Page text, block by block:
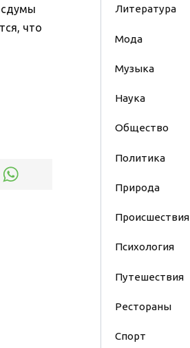
что
Литература
Мода
Музыка
Наука
Общество
Политика
Природа
Происшествия
Психология
Путешествия
Рестораны
Спорт